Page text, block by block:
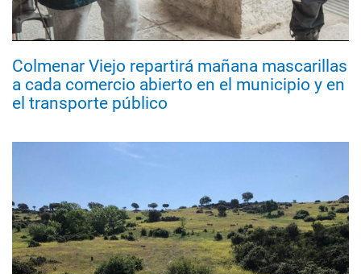
Colmenar Viejo repartirá mañana mascarillas
a cada comercio abierto en el municipio y en
el transporte público